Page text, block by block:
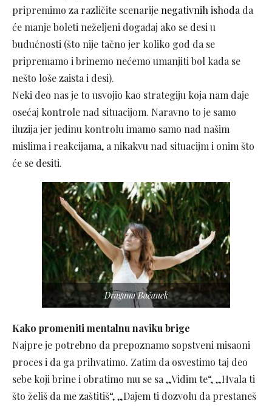
pripremimo za različite scenarijenegativnih ishoda da
će manje boleti neželjeni događaj ako se desi u
budućnosti (što nije tačno jer koliko god da se
pripremamo i brinemo nećemo umanjiti bol kada se
nešto loše zaista i desi).
Neki deo nas je to usvojio kao strategiju koja nam daje
osećaj kontrole nad situacijom. Naravno to je samo
iluzija jer jedinu kontrolu imamo samo nad našim
mislima i reakcijama, a nikakvu nad situacijm i onim što
će se desiti.
Dragana Bačanek
Kako promeniti mentalnu naviku brige
Najpre je potrebno da prepoznamo sopstveni misaoni
proces i da ga prihvatimo. Zatim da osvestimo taj deo
sebe koji brine i obratimo mu se sa „Vidim te“, „Hvala ti
što želiš da me zaštitiš“, „Dajem ti dozvolu da prestaneš